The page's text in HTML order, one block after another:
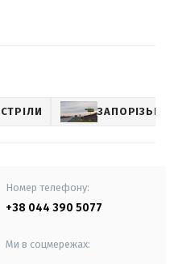
ЗАПОРІЗЬКА
Номер телефону:
+38 044 390 5077
Ми в соцмережах: